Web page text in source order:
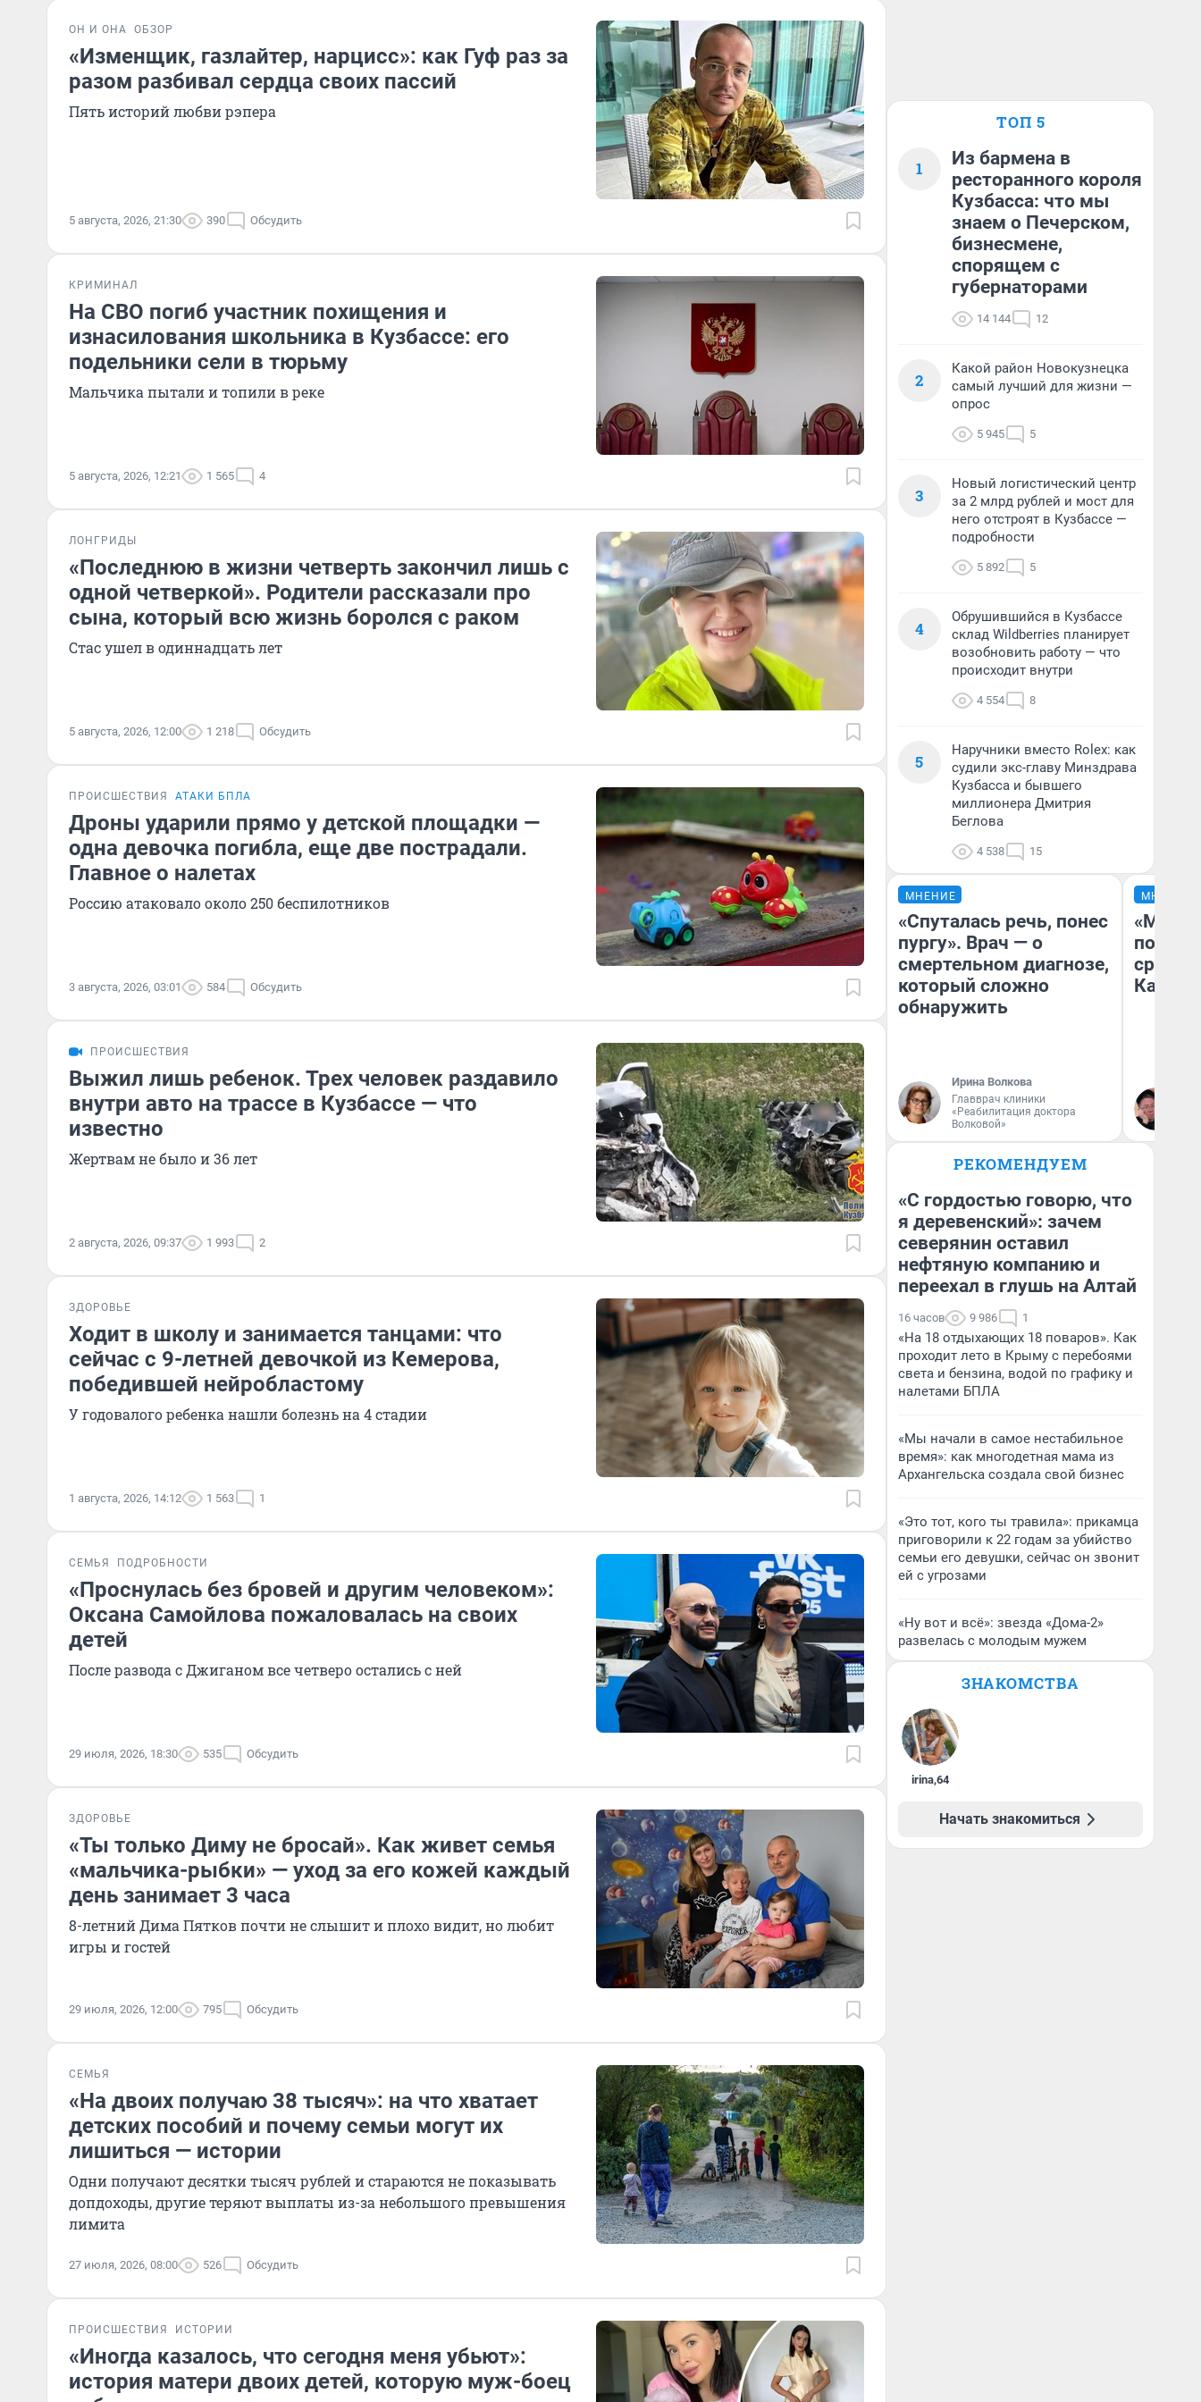
ОН И ОНА ОБЗОР
«Изменщик, газлайтер, нарцисс»: как Гуф раз за
разом разбивал сердца своих пассий
Пять историй любви рэпера
5 августа, 2026, 21:30 390 Обсудить
КРИМИНАЛ
На СВО погиб участник похищения и
изнасилования школьника в Кузбассе: его
подельники сели в тюрьму
Мальчика пытали и топили в реке
5 августа, 2026, 12:21 1 565 4
ЛОНГРИДЫ
«Последнюю в жизни четверть закончил лишь с
одной четверкой». Родители рассказали про
сына, который всю жизнь боролся с раком
Стас ушел в одиннадцать лет
5 августа, 2026, 12:00 1 218 Обсудить
ПРОИСШЕСТВИЯ АТАКИ БПЛА
Дроны ударили прямо у детской площадки —
одна девочка погибла, еще две пострадали.
Главное о налетах
Россию атаковало около 250 беспилотников
3 августа, 2026, 03:01 584 Обсудить
ПРОИСШЕСТВИЯ
Выжил лишь ребенок. Трех человек раздавило
внутри авто на трассе в Кузбассе — что
известно
Жертвам не было и 36 лет
2 августа, 2026, 09:37 1 993 2
ЗДОРОВЬЕ
Ходит в школу и занимается танцами: что
сейчас с 9-летней девочкой из Кемерова,
победившей нейробластому
У годовалого ребенка нашли болезнь на 4 стадии
1 августа, 2026, 14:12 1 563 1
СЕМЬЯ ПОДРОБНОСТИ
«Проснулась без бровей и другим человеком»:
Оксана Самойлова пожаловалась на своих
детей
После развода с Джиганом все четверо остались с ней
29 июля, 2026, 18:30 535 Обсудить
ЗДОРОВЬЕ
«Ты только Диму не бросай». Как живет семья
«мальчика-рыбки» — уход за его кожей каждый
день занимает 3 часа
8-летний Дима Пятков почти не слышит и плохо видит, но любит
игры и гостей
29 июля, 2026, 12:00 795 Обсудить
СЕМЬЯ
«На двоих получаю 38 тысяч»: на что хватает
детских пособий и почему семьи могут их
лишиться — истории
Одни получают десятки тысяч рублей и стараются не показывать
допдоходы, другие теряют выплаты из-за небольшого превышения
лимита
27 июля, 2026, 08:00 526 Обсудить
ПРОИСШЕСТВИЯ ИСТОРИИ
«Иногда казалось, что сегодня меня убьют»:
история матери двоих детей, которую муж-боец
ТОП 5
1
Из бармена в
ресторанного короля
Кузбасса: что мы
знаем о Печерском,
бизнесмене,
спорящем с
губернаторами
14 144 12
2
Какой район Новокузнецка
самый лучший для жизни —
опрос
5 945 5
3
Новый логистический центр
за 2 млрд рублей и мост для
него отстроят в Кузбассе —
подробности
5 892 5
4
Обрушившийся в Кузбассе
склад Wildberries планирует
возобновить работу — что
происходит внутри
4 554 8
5
Наручники вместо Rolex: как
судили экс-главу Минздрава
Кузбасса и бывшего
миллионера Дмитрия
Беглова
4 538 15
МНЕНИЕ
«Спуталась речь, понес
пургу». Врач — о
смертельном диагнозе,
который сложно
обнаружить
Ирина Волкова
Главврач клиники
«Реабилитация доктора
Волковой»
МНЕНИЕ
РЕКОМЕНДУЕМ
«С гордостью говорю, что
я деревенский»: зачем
северянин оставил
нефтяную компанию и
переехал в глушь на Алтай
16 часов 9 986 1
«На 18 отдыхающих 18 поваров». Как
проходит лето в Крыму с перебоями
света и бензина, водой по графику и
налетами БПЛА
«Мы начали в самое нестабильное
время»: как многодетная мама из
Архангельска создала свой бизнес
«Это тот, кого ты травила»: прикамца
приговорили к 22 годам за убийство
семьи его девушки, сейчас он звонит
ей с угрозами
«Ну вот и всё»: звезда «Дома-2»
развелась с молодым мужем
ЗНАКОМСТВА
irina,64
Начать знакомиться